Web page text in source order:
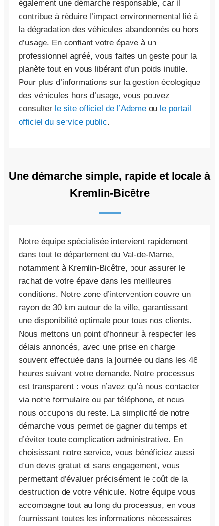
également une démarche responsable, car il
contribue à réduire l’impact environnemental lié à
la dégradation des véhicules abandonnés ou hors
d’usage. En confiant votre épave à un
professionnel agréé, vous faites un geste pour la
planète tout en vous libérant d’un poids inutile.
Pour plus d’informations sur la gestion écologique
des véhicules hors d’usage, vous pouvez
consulter le site officiel de l’Ademe ou le portail
officiel du service public.
Une démarche simple, rapide et locale à
Kremlin-Bicêtre
Notre équipe spécialisée intervient rapidement
dans tout le département du Val-de-Marne,
notamment à Kremlin-Bicêtre, pour assurer le
rachat de votre épave dans les meilleures
conditions. Notre zone d’intervention couvre un
rayon de 30 km autour de la ville, garantissant
une disponibilité optimale pour tous nos clients.
Nous mettons un point d’honneur à respecter les
délais annoncés, avec une prise en charge
souvent effectuée dans la journée ou dans les 48
heures suivant votre demande. Notre processus
est transparent : vous n’avez qu’à nous contacter
via notre formulaire ou par téléphone, et nous
nous occupons du reste. La simplicité de notre
démarche vous permet de gagner du temps et
d’éviter toute complication administrative. En
choisissant notre service, vous bénéficiez aussi
d’un devis gratuit et sans engagement, vous
permettant d’évaluer précisément le coût de la
destruction de votre véhicule. Notre équipe vous
accompagne tout au long du processus, en vous
fournissant toutes les informations nécessaires